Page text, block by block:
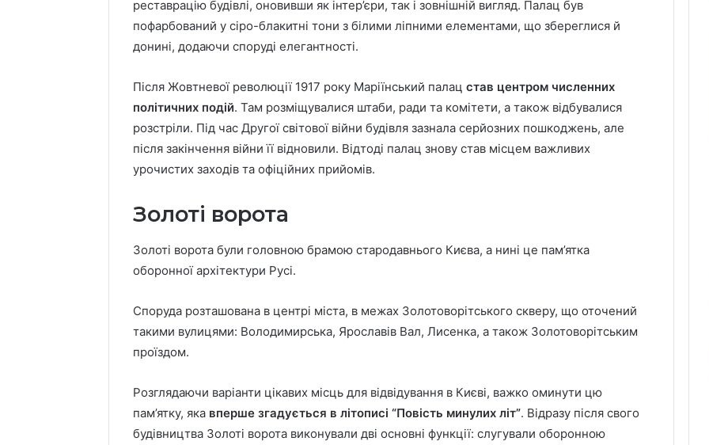
реставрацію будівлі, оновивши як інтер’єри, так і зовнішній вигляд. Палац був
пофарбований у сіро-блакитні тони з білими ліпними елементами, що збереглися й
донині, додаючи споруді елегантності.
Після Жовтневої революції 1917 року Маріїнський палац став центром численних
політичних подій. Там розміщувалися штаби, ради та комітети, а також відбувалися
розстріли. Під час Другої світової війни будівля зазнала серйозних пошкоджень, але
після закінчення війни її відновили. Відтоді палац знову став місцем важливих
урочистих заходів та офіційних прийомів.
Золоті ворота
Золоті ворота були головною брамою стародавнього Києва, а нині це пам’ятка
оборонної архітектури Русі.
Споруда розташована в центрі міста, в межах Золотоворітського скверу, що оточений
такими вулицями: Володимирська, Ярославів Вал, Лисенка, а також Золотоворітським
проїздом.
Розглядаючи варіанти цікавих місць для відвідування в Києві, важко оминути цю
пам’ятку, яка вперше згадується в літописі “Повість минулих літ”. Відразу після свого
будівництва Золоті ворота виконували дві основні функції: слугували оборонною